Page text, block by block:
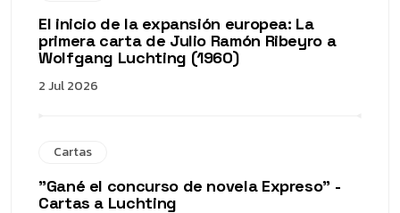
El inicio de la expansión europea: La
primera carta de Julio Ramón Ribeyro a
Wolfgang Luchting (1960)
2 Jul 2026
Cartas
"Gané el concurso de novela Expreso" -
Cartas a Luchting